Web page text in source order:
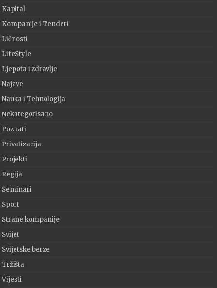
Kapital
Kompanije i Tenderi
Ličnosti
LifeStyle
Ljepota i zdravlje
Najave
Nauka i Tehnologija
Nekategorisano
Poznati
Privatizacija
Projekti
Regija
Seminari
Sport
Strane kompanije
Svijet
Svijetske berze
Tržišta
Vijesti